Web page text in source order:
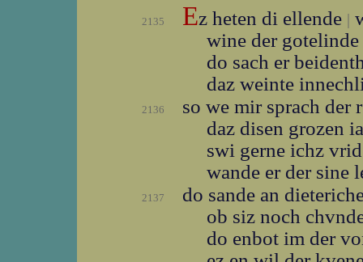
2135 Ez heten di ellende |
wine der gotelinde
do sach er
daz weinte
2136
so we mir sprach der
daz disen grozen
swi gerne ichz
wande er der sine
2137
do sande an
ob siz noch
do enbot im der